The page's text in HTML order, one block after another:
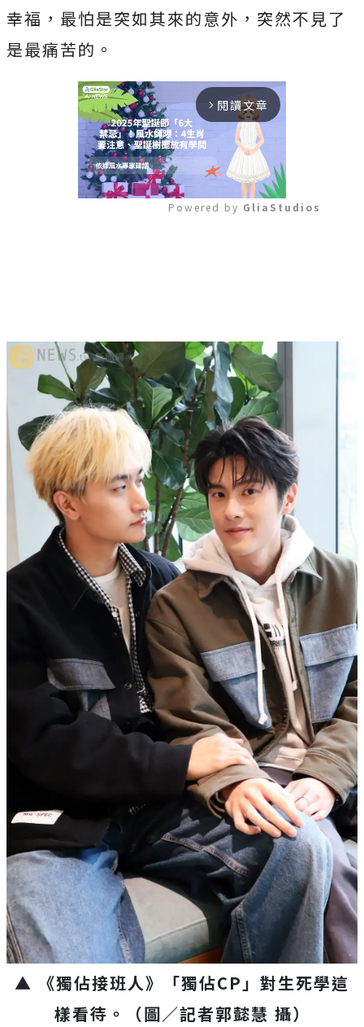
幸福，最怕是突如其來的意外，突然不見了
是最痛苦的。
arrow_forward_ios 閱讀文章
Powered by GliaStudios
▲ 《獨佔接班人》「獨佔CP」對生死學這
樣看待。（圖／記者郭懿慧 攝）